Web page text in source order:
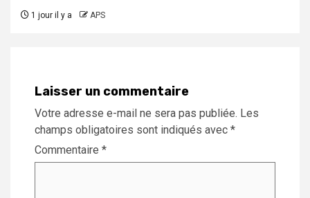
1 jour il y a APS
Laisser un commentaire
Votre adresse e-mail ne sera pas publiée. Les
champs obligatoires sont indiqués avec *
Commentaire *